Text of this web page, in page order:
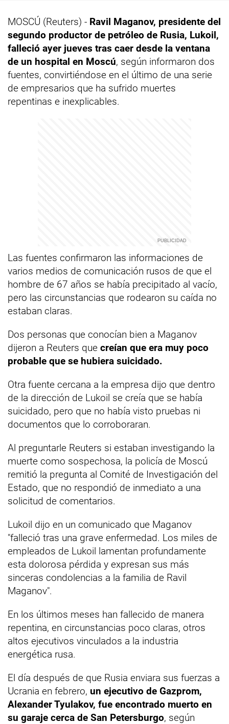
MOSCÚ (Reuters) - Ravil Maganov, presidente del
segundo productor de petróleo de Rusia, Lukoil,
falleció ayer jueves tras caer desde la ventana
de un hospital en Moscú, según informaron dos
fuentes, convirtiéndose en el último de una serie
de empresarios que ha sufrido muertes
repentinas e inexplicables.
Las fuentes confirmaron las informaciones de
varios medios de comunicación rusos de que el
hombre de 67 años se había precipitado al vacío,
pero las circunstancias que rodearon su caída no
estaban claras.
Dos personas que conocían bien a Maganov
dijeron a Reuters que creían que era muy poco
probable que se hubiera suicidado.
Otra fuente cercana a la empresa dijo que dentro
de la dirección de Lukoil se creía que se había
suicidado, pero que no había visto pruebas ni
documentos que lo corroboraran.
Al preguntarle Reuters si estaban investigando la
muerte como sospechosa, la policía de Moscú
remitió la pregunta al Comité de Investigación del
Estado, que no respondió de inmediato a una
solicitud de comentarios.
Lukoil dijo en un comunicado que Maganov
"falleció tras una grave enfermedad. Los miles de
empleados de Lukoil lamentan profundamente
esta dolorosa pérdida y expresan sus más
sinceras condolencias a la familia de Ravil
Maganov".
En los últimos meses han fallecido de manera
repentina, en circunstancias poco claras, otros
altos ejecutivos vinculados a la industria
energética rusa.
El día después de que Rusia enviara sus fuerzas a
Ucrania en febrero, un ejecutivo de Gazprom,
Alexander Tyulakov, fue encontrado muerto en
su garaje cerca de San Petersburgo, según